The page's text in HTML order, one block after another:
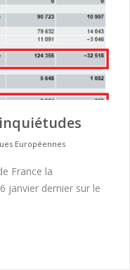
Européennes
France la
janvier dernier sur le